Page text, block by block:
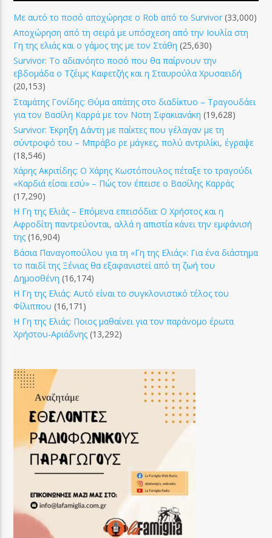
Με αυτό το ποσό αποχώρησε ο Rob από το Survivor (33,000)
Αποχώρηση από τη σειρά με υπόσχεση από την Ιουλία στη
Γη της ελιάς και ο γάμος της με τον Στάθη (25,630)
Survivor: Το αδιανόητο ποσό που θα παίρνουν την
εβδομάδα ο Τζέιμς Καφετζής και η Σταυρούλα Χρυσαειδή
(20,153)
Σταμάτης Γονίδης: Θύμα απάτης στο διαδίκτυο – Τραγουδάει
για τον Βασίλη Καρρά με τον Νοτη Σφακιανάκη (19,628)
Survivor: Έκρηξη Δάντη με παίκτες που γέλαγαν με τη
σύντροφό του – Μπράβο ρε μάγκες, πολύ αντριλίκι, έγραψε
(18,546)
Χάρης Ακριτίδης: Ο Χάρης Κωστόπουλος πέταξε το τραγούδι
«Καρδιά είσαι εσύ» – Πώς τον έπεισε ο Βασίλης Καρράς
(17,290)
Η Γη της Ελιάς – Επόμενα επεισόδια: Ο Χρήστος και η
Αφροδίτη παντρεύονται, αλλά η απιστία κάνει την εμφάνισή
της (16,904)
Βάσια Παναγοπούλου για τη «Γη της Ελιάς»: Για ένα διάστημα
το παιδί της Ξένιας θα εξαφανιστεί από τη ζωή του
Δημοσθένη (16,174)
Η Γη της Ελιάς: Αυτό είναι το συγκλονιστικό τέλος του
Φίλιππου (16,171)
Η Γη της Ελιάς: Ποιος μαθαίνει για τον παράνομο έρωτα
Χρήστου-Αριάδνης (13,292)